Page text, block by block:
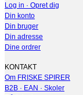
Log in · Opret dig
Din konto
Din bruger
Din adresse
Dine ordrer
KONTAKT
Om FRISKE SPIRER
B2B · EAN · Skoler